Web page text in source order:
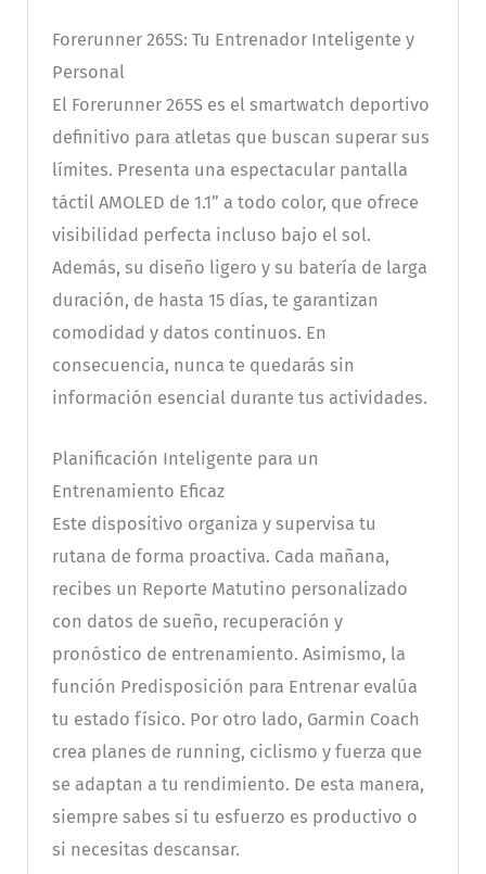
Forerunner 265S: Tu Entrenador Inteligente y
Personal
El Forerunner 265S es el smartwatch deportivo
definitivo para atletas que buscan superar sus
límites. Presenta una espectacular pantalla
táctil AMOLED de 1.1” a todo color, que ofrece
visibilidad perfecta incluso bajo el sol.
Además, su diseño ligero y su batería de larga
duración, de hasta 15 días, te garantizan
comodidad y datos continuos. En
consecuencia, nunca te quedarás sin
información esencial durante tus actividades.
Planificación Inteligente para un
Entrenamiento Eficaz
Este dispositivo organiza y supervisa tu
rutana de forma proactiva. Cada mañana,
recibes un Reporte Matutino personalizado
con datos de sueño, recuperación y
pronóstico de entrenamiento. Asimismo, la
función Predisposición para Entrenar evalúa
tu estado físico. Por otro lado, Garmin Coach
crea planes de running, ciclismo y fuerza que
se adaptan a tu rendimiento. De esta manera,
siempre sabes si tu esfuerzo es productivo o
si necesitas descansar.